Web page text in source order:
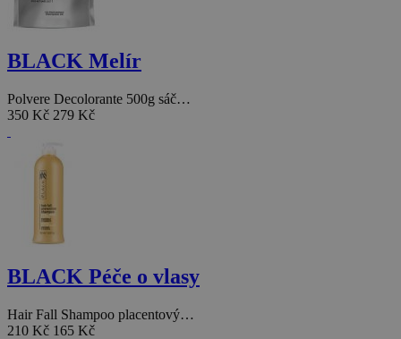
BLACK Melír
Polvere Decolorante 500g sáč…
350 Kč 279 Kč
BLACK Péče o vlasy
Hair Fall Shampoo placentový…
210 Kč 165 Kč